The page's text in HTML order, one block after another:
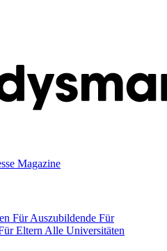
Magazine
Für Auszubildende Für
Eltern Alle Universitäten